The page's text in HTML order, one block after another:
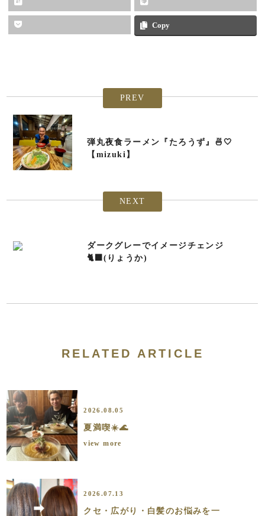
Copy
PREV
弾丸夜食ラーメン『たろうず』🍜🤍
【mizuki】
NEXT
ダークグレーでイメージチェンジ
🐈‍⬛(りょうか)
RELATED ARTICLE
2026.08.05
夏満喫☀️🌊
view more
2026.07.13
クセ・広がり・白髪のお悩みを一